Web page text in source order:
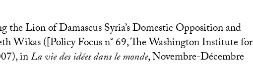
the Lion of Damascus Syria’s Domestic Opposition and
Wikas ([Policy Focus n° 69, The Washington Institute for
inLa vie des idées dans le monde, Novembre-Décembre